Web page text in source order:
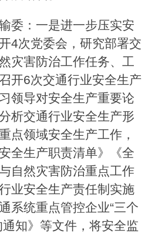
委：一是进一步压实安
4次党委会，研究部署交
灾害防治工作任务、工
开6次交通行业安全生产
领导对安全生产重要论
析交通行业安全生产形
点领域安全生产工作，
全生产职责清单》《全
自然灾害防治重点工作
业安全生产责任制实施
系统重点管控企业“三个
知》等文件，将安全监